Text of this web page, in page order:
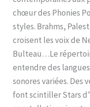
chœur des Phonies
styles. Brahms,
croisent les voix de
Bulteau…Le
entendre des
sonores variées. Des
font scintiller Stars